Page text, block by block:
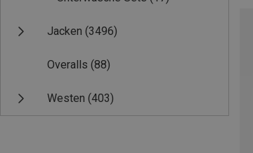
Jacken (3496)
Overalls (88)
Westen (403)